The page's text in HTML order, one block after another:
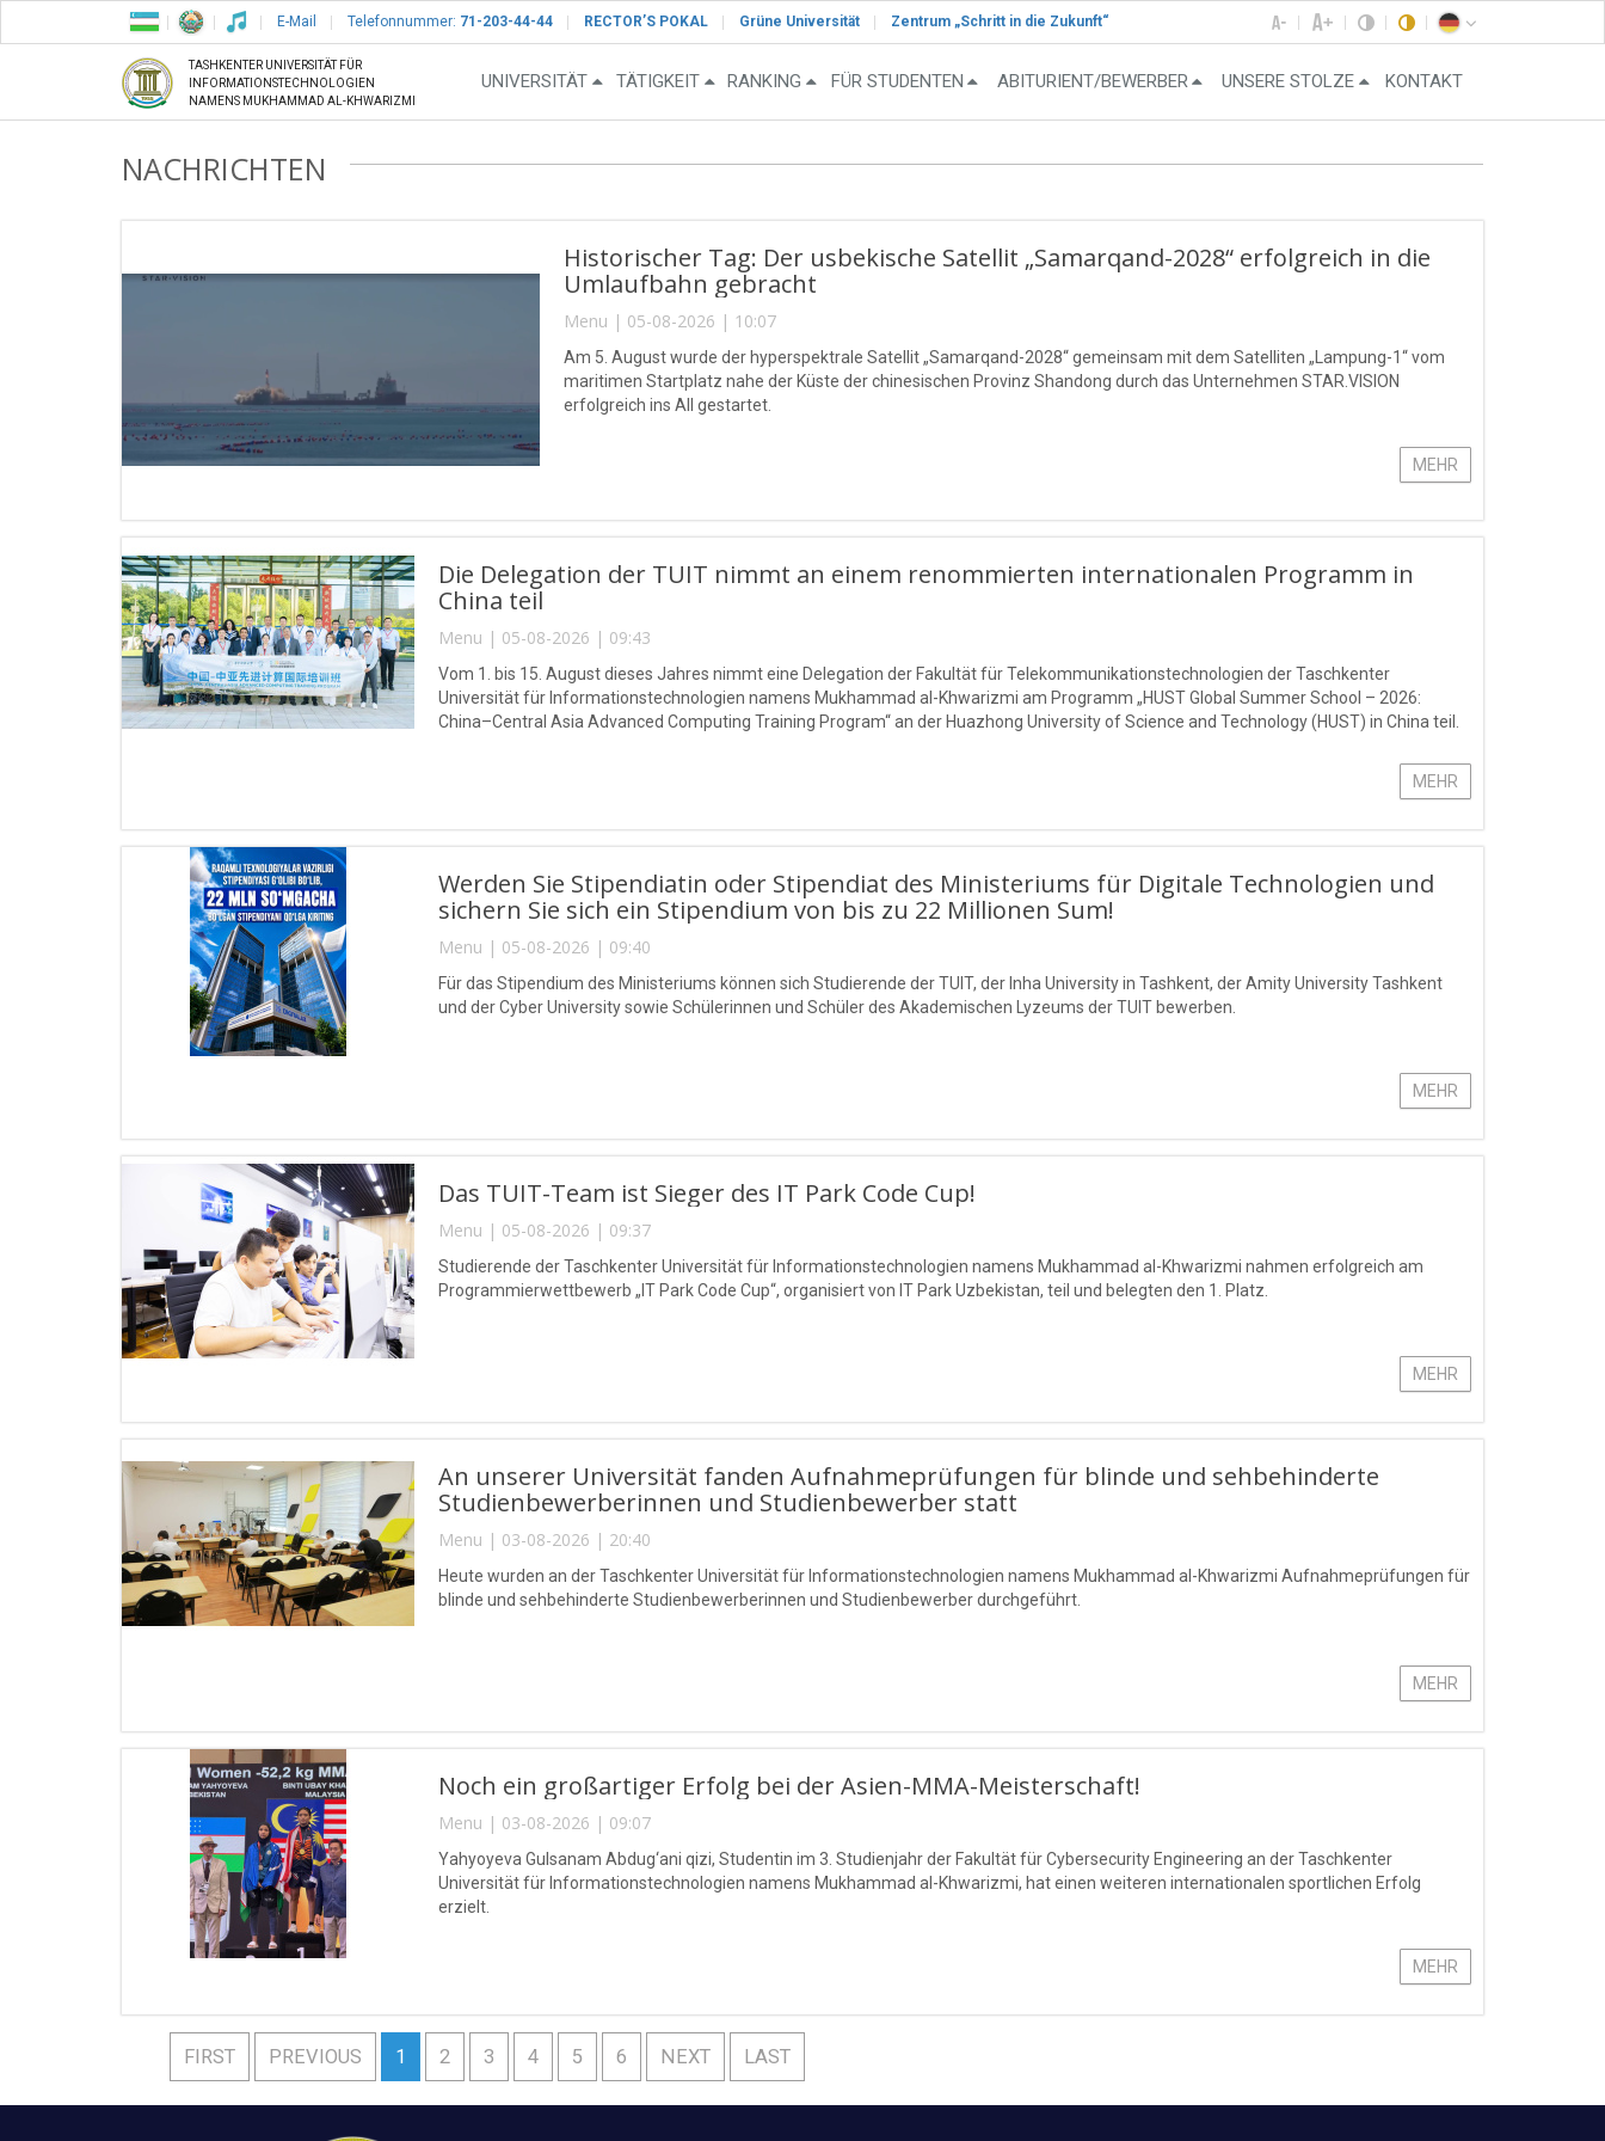
E-Mail Telefonnummer: 71-203-44-44 RECTOR’S POKAL Grüne Universität Zentrum „Schritt in die Zukunft“
TASHKENTER UNIVERSITÄT FÜR
INFORMATIONSTECHNOLOGIEN
NAMENS MUKHAMMAD AL-KHWARIZMI
UNIVERSITÄT TÄTIGKEIT RANKING FÜR STUDENTEN ABITURIENT/BEWERBER UNSERE STOLZE KONTAKT
NACHRICHTEN
Historischer Tag: Der usbekische Satellit „Samarqand-2028“ erfolgreich in die
Umlaufbahn gebracht
Menu | 05-08-2026 | 10:07
Am 5. August wurde der hyperspektrale Satellit „Samarqand-2028“ gemeinsam mit dem Satelliten „Lampung-1“ vom
maritimen Startplatz nahe der Küste der chinesischen Provinz Shandong durch das Unternehmen STAR.VISION
erfolgreich ins All gestartet.
MEHR
Die Delegation der TUIT nimmt an einem renommierten internationalen Programm in
China teil
Menu | 05-08-2026 | 09:43
Vom 1. bis 15. August dieses Jahres nimmt eine Delegation der Fakultät für Telekommunikationstechnologien der Taschkenter
Universität für Informationstechnologien namens Mukhammad al-Khwarizmi am Programm „HUST Global Summer School – 2026:
China–Central Asia Advanced Computing Training Program“ an der Huazhong University of Science and Technology (HUST) in China teil.
MEHR
Werden Sie Stipendiatin oder Stipendiat des Ministeriums für Digitale Technologien und
sichern Sie sich ein Stipendium von bis zu 22 Millionen Sum!
Menu | 05-08-2026 | 09:40
Für das Stipendium des Ministeriums können sich Studierende der TUIT, der Inha University in Tashkent, der Amity University Tashkent
und der Cyber University sowie Schülerinnen und Schüler des Akademischen Lyzeums der TUIT bewerben.
MEHR
Das TUIT-Team ist Sieger des IT Park Code Cup!
Menu | 05-08-2026 | 09:37
Studierende der Taschkenter Universität für Informationstechnologien namens Mukhammad al-Khwarizmi nahmen erfolgreich am
Programmierwettbewerb „IT Park Code Cup“, organisiert von IT Park Uzbekistan, teil und belegten den 1. Platz.
MEHR
An unserer Universität fanden Aufnahmeprüfungen für blinde und sehbehinderte
Studienbewerberinnen und Studienbewerber statt
Menu | 03-08-2026 | 20:40
Heute wurden an der Taschkenter Universität für Informationstechnologien namens Mukhammad al-Khwarizmi Aufnahmeprüfungen für
blinde und sehbehinderte Studienbewerberinnen und Studienbewerber durchgeführt.
MEHR
Noch ein großartiger Erfolg bei der Asien-MMA-Meisterschaft!
Menu | 03-08-2026 | 09:07
Yahyoyeva Gulsanam Abdug‘ani qizi, Studentin im 3. Studienjahr der Fakultät für Cybersecurity Engineering an der Taschkenter
Universität für Informationstechnologien namens Mukhammad al-Khwarizmi, hat einen weiteren internationalen sportlichen Erfolg
erzielt.
MEHR
FIRST PREVIOUS 1 2 3 4 5 6 NEXT LAST